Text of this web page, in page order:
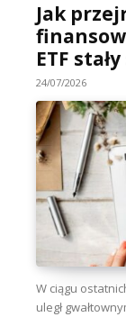
Jak
ETF
24/07/2026
W ciągu
uległ